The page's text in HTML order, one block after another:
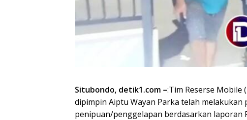
Situbondo, detik1.com –:Tim Reserse Mobile
dipimpin Aiptu Wayan Parka telah
penipuan/penggelapan berdasarkan